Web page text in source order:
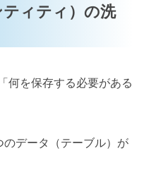
ィティ）の洗
何を保存する必要がある
データ（テーブル）が